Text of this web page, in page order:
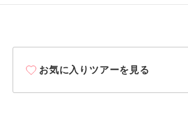
お気に入りツアーを見る
す。